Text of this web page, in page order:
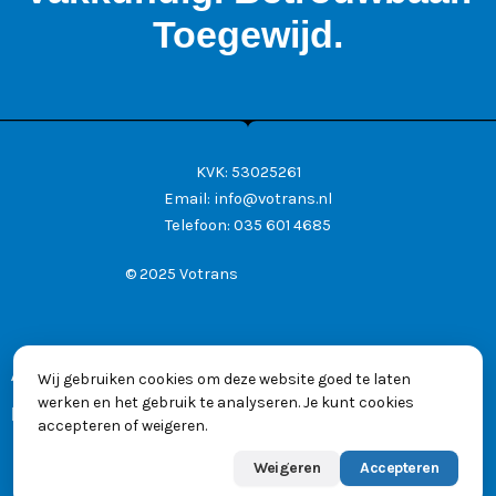
Toegewijd.
KVK: 53025261
Email: info@votrans.nl
Telefoon: 035 601 4685
© 2025 Votrans
Algemene voorwaarden
Privacyverklaring
Wij gebruiken cookies om deze website goed te laten
werken en het gebruik te analyseren. Je kunt cookies
accepteren of weigeren.
Weigeren Accepteren